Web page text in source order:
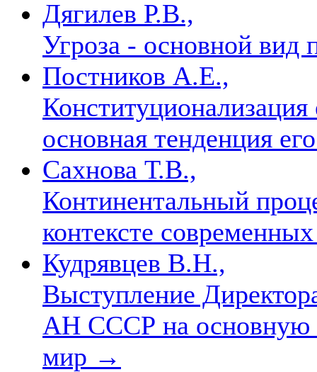
Дягилев Р.В.,
Угроза - основной вид
Постников А.Е.,
Конституционализация
основная тенденция
Сахнова Т.В.,
Континентальный
контексте
Кудрявцев В.Н.,
Выступление
АН СССР на основную
мир →